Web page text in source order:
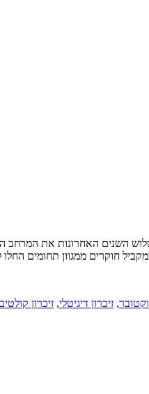
השנים האחרונות את
חוקרים ממגוון תחומים
, זיכרון דיגיטלי, זיכרון